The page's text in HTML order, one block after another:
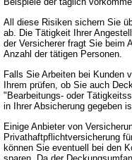
All diese Risiken sichern Sie
ab. Die Tätigkeit Ihrer
der Versicherer fragt Sie beim
Anzahl der tätigen Personen.
Falls Sie Arbeiten bei Kunden
Ihrem prüfen, ob Sie auch
"Bearbeitungs- oder
in Ihrer Absicherung gegeben
Einige Anbieter von
Privathaftpflichtversicherung
können Sie eventuell bei den